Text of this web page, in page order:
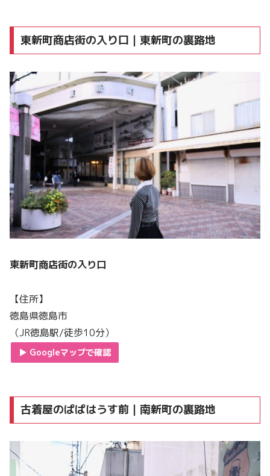
東新町商店街の入り口｜東新町の裏路地
東新町商店街の入り口
【住所】
徳島県徳島市
（JR徳島駅/徒歩10分）
▶︎ Googleマップで確認
古着屋のぱぱはうす前｜南新町の裏路地